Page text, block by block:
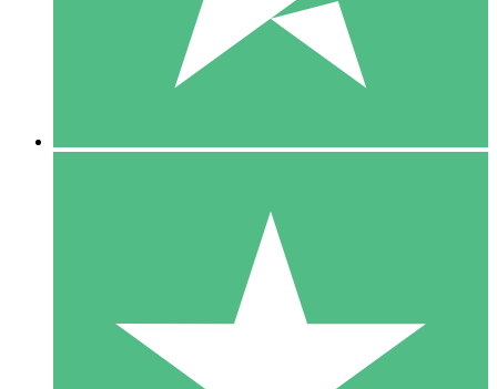
10 00
10 Downloads
20 00